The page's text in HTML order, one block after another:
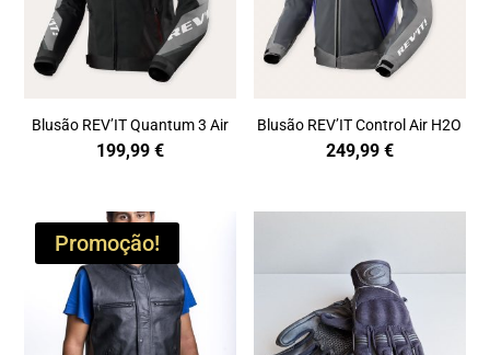
Blusão REV’IT Quantum 3 Air
199,99€
Blusão REV’IT Control Air H2O
249,99 €
Promoção!